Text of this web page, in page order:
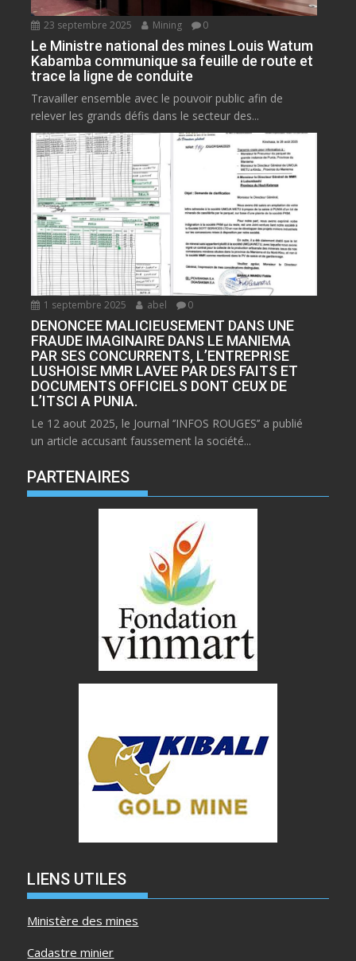
23 septembre 2025 Mining 0
Le Ministre national des mines Louis Watum
Kabamba communique sa feuille de route et
trace la ligne de conduite
Travailler ensemble avec le pouvoir public afin de
relever les grands défis dans le secteur des...
1 septembre 2025 abel 0
DENONCEE MALICIEUSEMENT DANS UNE
FRAUDE IMAGINAIRE DANS LE MANIEMA
PAR SES CONCURRENTS, L’ENTREPRISE
LUSHOISE MMR LAVEE PAR DES FAITS ET
DOCUMENTS OFFICIELS DONT CEUX DE
L’ITSCI A PUNIA.
Le 12 aout 2025, le Journal ‘’INFOS ROUGES’’ a publié
un article accusant faussement la société...
PARTENAIRES
LIENS UTILES
Ministère des mines
Cadastre minier